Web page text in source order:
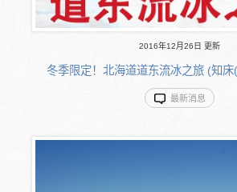
2016年12月26日 更新
冬季限定！北海道道东流冰之旅 (知
最新消息